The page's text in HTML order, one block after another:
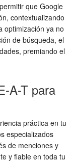
que Google
contextualizando
optimización ya no
de búsqueda, el
premiando el
A-T para
práctica en tu
especializados
de menciones y
y fiable en toda tu